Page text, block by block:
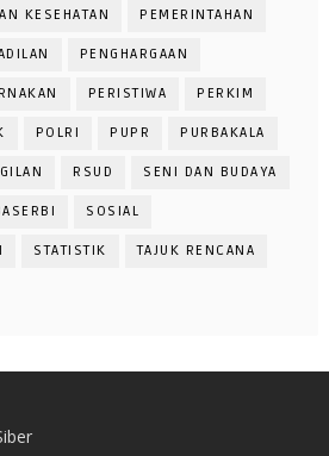
KESEHATAN PEMERINTAHAN
PENGHARGAAN
PERISTIWA PERKIM
POLRI PUPR PURBAKALA
RSUD SENI DAN BUDAYA
SOSIAL
STATISTIK TAJUK RENCANA